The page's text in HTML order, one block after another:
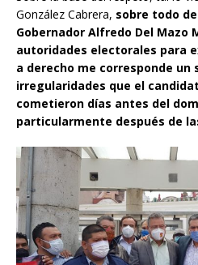
González Cabrera, sobre todo
Gobernador Alfredo Del Mazo
autoridades electorales para
a derecho me corresponde un
irregularidades que el
cometieron días antes del
particularmente después de